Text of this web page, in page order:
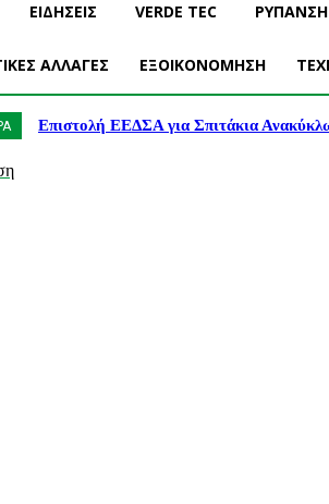
ΕΙΔΗΣΕΙΣ VERDE TEC ΡΥΠΑΝΣΗ
ΑΛΛΑΓΕΣ ΕΞΟΙΚΟΝΟΜΗΣΗ
Επιστολή ΕΕΔΣΑ για Σπιτάκια